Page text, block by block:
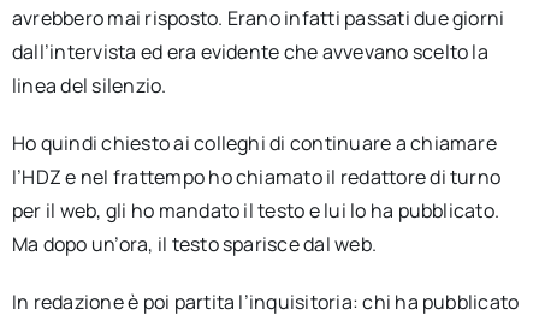
avrebbero mai risposto. Erano infatti passati due giorni
dall’intervista ed era evidente che avvevano scelto la
linea del silenzio.
Ho quindi chiesto ai colleghi di continuare a chiamare
l’HDZ e nel frattempo ho chiamato il redattore di turno
per il web, gli ho mandato il testo e lui lo ha pubblicato.
Ma dopo un’ora, il testo sparisce dal web.
In redazione è poi partita l’inquisitoria: chi ha pubblicato